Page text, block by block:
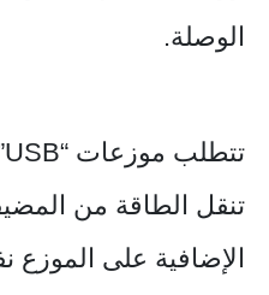
الوصلة.
تتطلب موزعات “USB”
تنقل الطاقة من
الإضافية على